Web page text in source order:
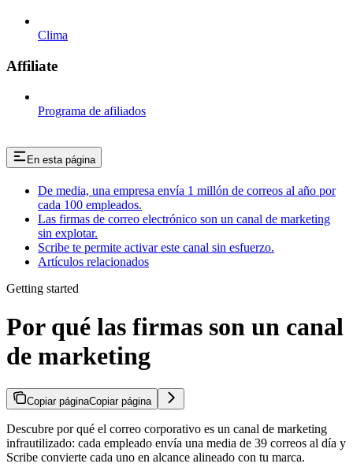
Clima
Affiliate
Programa de afiliados
En esta página
De media, una empresa envía 1 millón de correos al año por
cada 100 empleados.
Las firmas de correo electrónico son un canal de marketing
sin explotar.
Scribe te permite activar este canal sin esfuerzo.
Artículos relacionados
Getting started
Por qué las firmas son un canal
de marketing
Copiar páginaCopiar página
Descubre por qué el correo corporativo es un canal de marketing
infrautilizado: cada empleado envía una media de 39 correos al día y
Scribe convierte cada uno en alcance alineado con tu marca.